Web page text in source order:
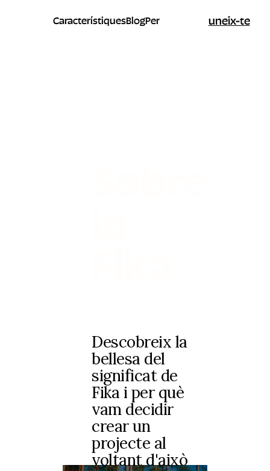
CaracterístiquesBlogPer uneix-te
Descobreix la
bellesa del
significat de
Fika i per què
vam decidir
crear un
projecte al
voltant d'això